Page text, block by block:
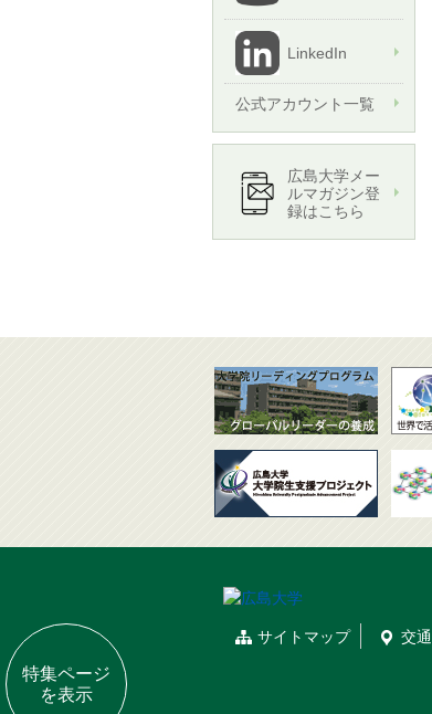
LinkedIn
公式アカウント一覧
広島大学メー
ルマガジン登
録はこちら
サイトマップ 交通
特集ページ
を表示